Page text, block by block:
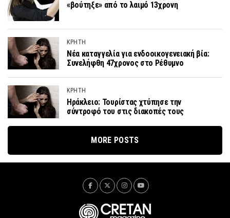
«βούτηξε» από το λαιμό 13χρονη
ΚΡΗΤΗ
Νέα καταγγελία για ενδοοικογενειακή βία:
Συνελήφθη 47χρονος στο Ρέθυμνο
ΚΡΗΤΗ
Ηράκλειο: Τουρίστας χτύπησε την
σύντροφό του στις διακοπές τους
MORE POSTS